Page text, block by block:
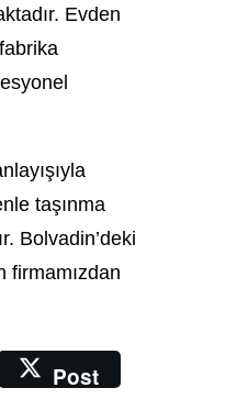
Evden
taşınma
Bolvadin’deki
firmamızdan
Post